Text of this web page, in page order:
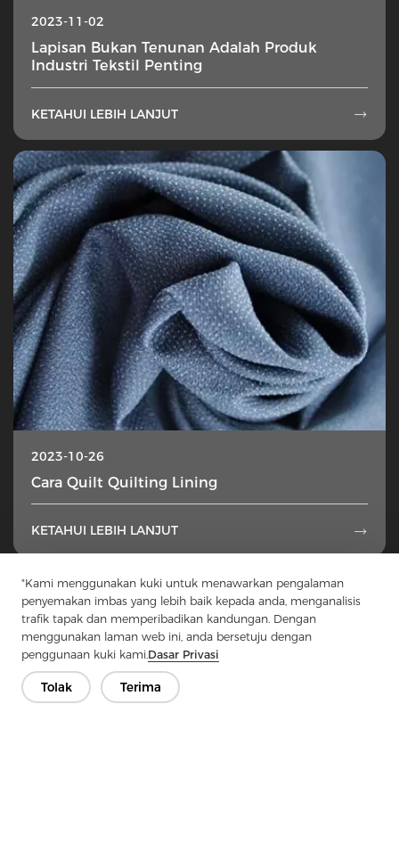
"Kami menggunakan kuki untuk menawarkan pengalaman
penyemakan imbas yang lebih baik kepada anda, menganalisis
trafik tapak dan memperibadikan kandungan. Dengan
menggunakan laman web ini, anda bersetuju dengan
penggunaan kuki kami.Dasar Privasi
Tolak Terima
2023-11-02
Lapisan Bukan Tenunan Adalah Produk
Industri Tekstil Penting
KETAHUI LEBIH LANJUT 
2023-10-26
Cara Quilt Quilting Lining
KETAHUI LEBIH LANJUT 
1 ... 49
Hubungi Kami